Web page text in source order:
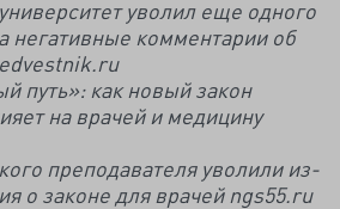
уволил еще одного
негативные комментарии об
путь»: как новый закон
на врачей и медицину
преподавателя уволили из-
о законе для врачей ngs55.ru